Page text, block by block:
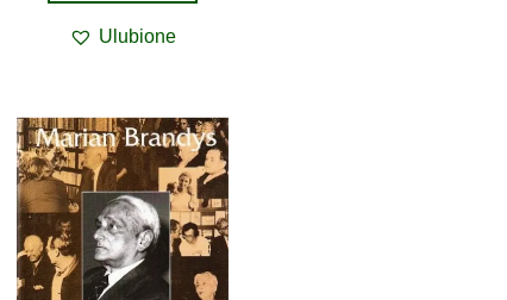
Ulubione